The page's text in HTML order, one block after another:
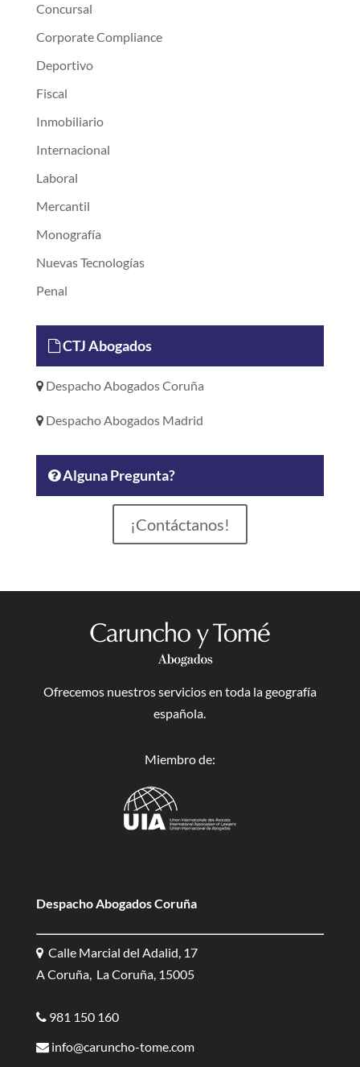
Concursal
Corporate Compliance
Deportivo
Fiscal
Inmobiliario
Internacional
Laboral
Mercantil
Monografía
Nuevas Tecnologías
Penal
CTJ Abogados
Despacho Abogados Coruña
Despacho Abogados Madrid
Alguna Pregunta?
¡Contáctanos!
Ofrecemos nuestros servicios en toda la geografía
española.
Miembro de:
Despacho Abogados Coruña
Calle Marcial del Adalid, 17
A Coruña, La Coruña, 15005
981 150 160
info@caruncho-tome.com